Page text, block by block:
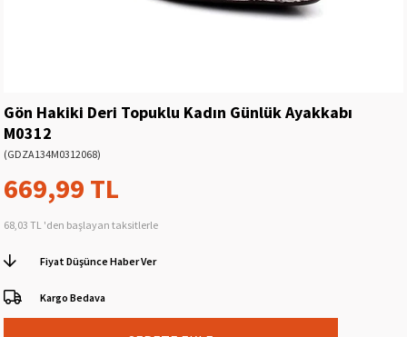
Gön Hakiki Deri Topuklu Kadın Günlük Ayakkabı
M0312
(GDZA134M0312068)
669,99 TL
68,03 TL 'den başlayan taksitlerle
Fiyat Düşünce Haber Ver
Kargo Bedava